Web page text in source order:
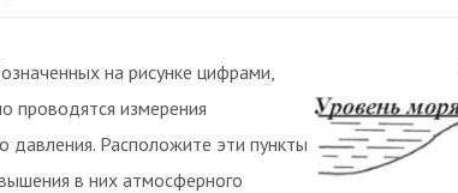
на рисунке цифрами,
проводятся измерения
давления. Расположите эти пункты
в них атмосферного